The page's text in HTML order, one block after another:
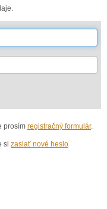
prosím registračný formulár.
si zaslať nové heslo